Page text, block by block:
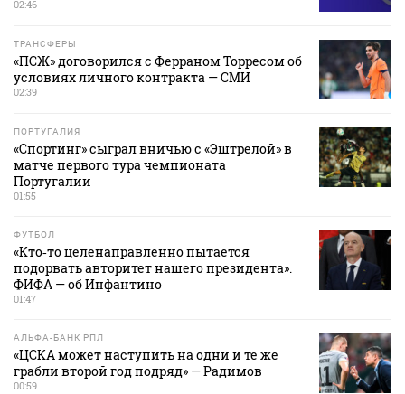
02:46
ТРАНСФЕРЫ
«ПСЖ» договорился с Ферраном Торресом об
условиях личного контракта — СМИ
02:39
ПОРТУГАЛИЯ
«Спортинг» сыграл вничью с «Эштрелой» в
матче первого тура чемпионата
Португалии
01:55
ФУТБОЛ
«Кто‑то целенаправленно пытается
подорвать авторитет нашего президента».
ФИФА — об Инфантино
01:47
АЛЬФА-БАНК РПЛ
«ЦСКА может наступить на одни и те же
грабли второй год подряд» — Радимов
00:59